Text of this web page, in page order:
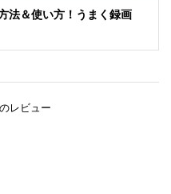
法＆使い方！うまく録画
レビュー